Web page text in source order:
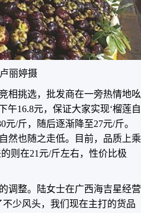
丽婷摄
相挑选，批发商在一旁热情地吆
午16.8元，保证大家实现‘榴莲自
/斤，随后逐渐降至27元/斤。
然也随之走低。目前，品质上乘
则在21元/斤左右，性价比极
调整。陆女士在广西海吉星经营
少风头，我们现在主打的货品